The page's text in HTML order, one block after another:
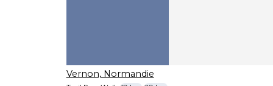
Vernon, Normandie